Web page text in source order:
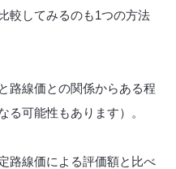
較してみるのも1つの方法
路線価との関係からある程
る可能性もあります）。
路線価による評価額と比べ